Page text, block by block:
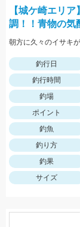
【城ケ崎エリ
調！！青物の気
朝方に久々のイサキ
釣行日
釣行時間
釣場
ポイント
釣魚
釣り方
釣果
サイズ